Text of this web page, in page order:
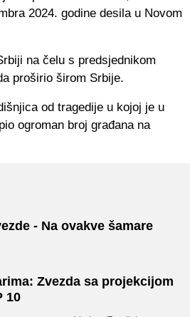
2024. godine desila u Novom
na čelu s predsjednikom
proširio širom Srbije.
od tragedije u kojoj je u
ogroman broj građana na
- Na ovakve šamare
Zvezda sa projekcijom
10